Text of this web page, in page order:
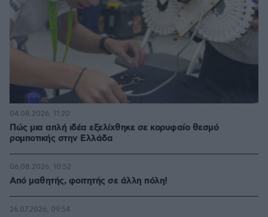
Πώς μια απλή ιδέα εξελίχθηκε σε κορυφαίο θεσμό
ρομποτικής στην Ελλάδα
04.08.2026, 11:20
Από μαθητής, φοιτητής σε άλλη πόλη!
06.08.2026, 10:52
26.07.2026, 09:54